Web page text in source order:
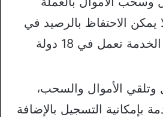
يمكن الاحتفاظ بالرصيد في
الحساب، وهذه الخدمة تعمل في 18 دولة
وتلقي الأموال والسحب،
بإمكانية التسجيل بالإضافة